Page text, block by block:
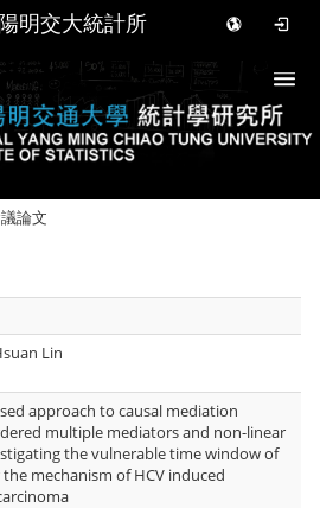
陽明交大統計所
論文
Lin
approach to causal mediation
multiple mediators and non-linear
the vulnerable time window of
mechanism of HCV induced